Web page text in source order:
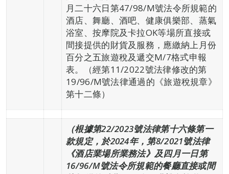
月二十六日第47/98/M號法令所規範的
酒店、舞廳、酒吧、健康俱樂部、蒸氣
浴室、按摩院及卡拉OK等場所直接或
間接提供的財貨及服務，應繳納上月份
百分之五旅遊稅及遞交M/7格式申報
表。（經第11/2022號法律修改的第
19/96/M號法律通過的《旅遊稅規章》
第十二條）
（根據第22/2023號法律第十六條第一
款規定，於2024年，第8/2021號法律
《酒店業場所業務法》及四月一日第
16/96/M號法令所規範的餐廳直接或間